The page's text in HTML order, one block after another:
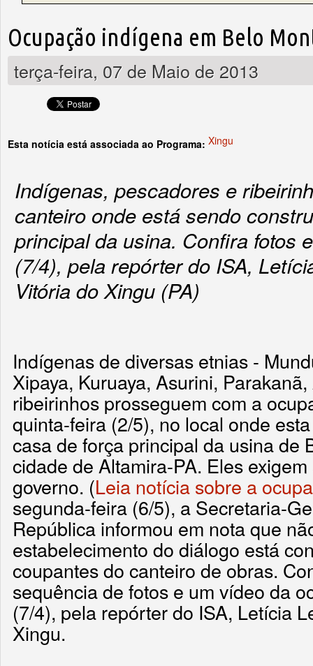
Ocupação indígena em Belo
terça-feira, 07 de Maio de 2013
Esta notícia está associada ao Programa: Xingu
Indígenas, pescadores e
canteiro onde está sendo
principal da usina. Confira fotos
(7/4), pela repórter do ISA,
Vitória do Xingu (PA)
Indígenas de diversas etnias -
Xipaya, Kuruaya, Asurini,
ribeirinhos prosseguem com a
quinta-feira (2/5), no local onde
casa de força principal da usina de
cidade de Altamira-PA. Eles
governo. (Leia notícia sobre a
segunda-feira (6/5), a Secretaria-
República informou em nota que
estabelecimento do diálogo está
coupantes do canteiro de obras.
sequência de fotos e um vídeo da
(7/4), pela repórter do ISA, Letícia
Xingu.